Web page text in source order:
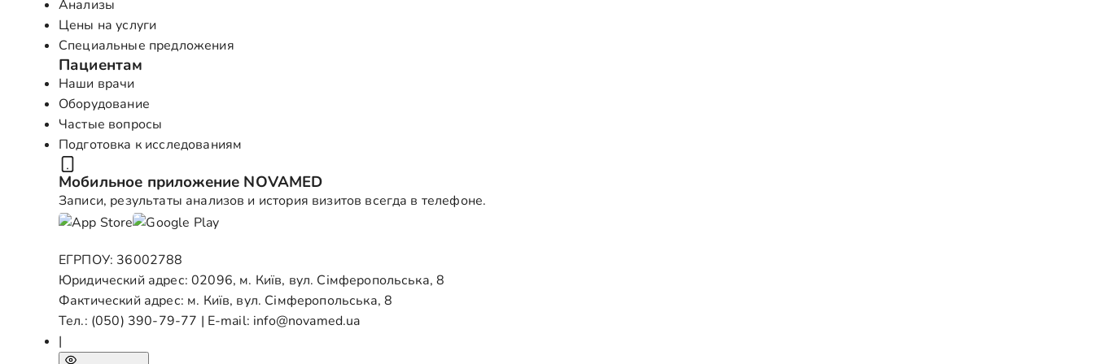
Анализы
Цены на услуги
Специальные предложения
Пациентам
Наши врачи
Оборудование
Частые вопросы
Подготовка к исследованиям
Мобильное приложение NOVAMED
Записи, результаты анализов и история визитов всегда в телефоне.
ЕГРПОУ: 36002788
Юридический адрес: 02096, м. Київ, вул. Сімферопольська, 8
Фактический адрес: м. Київ, вул. Сімферопольська, 8
Тел.: (050) 390-79-77 | E-mail: info@novamed.ua
|